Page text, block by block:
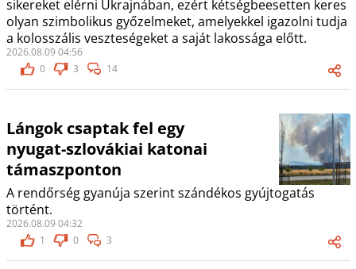
sikereket elérni Ukrajnában, ezért kétségbeesetten keres
olyan szimbolikus győzelmeket, amelyekkel igazolni tudja
a kolosszális veszteségeket a saját lakossága előtt.
2026.08.09 04:56
0
3 14
Lángok csaptak fel egy
nyugat-szlovákiai katonai
támaszponton
A rendőrség gyanúja szerint szándékos gyújtogatás
történt.
2026.08.09 04:32
1
0 3